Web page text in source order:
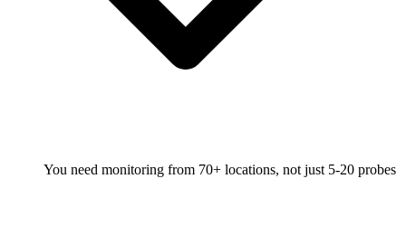
You need monitoring from 70+ locations, not just 5-20 probes